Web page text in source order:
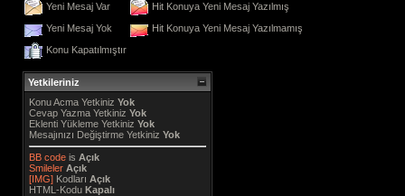
Yeni Mesaj Var
Hit Konuya Yeni Mesaj Yazılmış
Yeni Mesaj Yok
Hit Konuya Yeni Mesaj Yazılmamış
Konu Kapatılmıştır
Yetkileriniz
Konu Acma Yetkiniz Yok
Cevap Yazma Yetkiniz Yok
Eklenti Yükleme Yetkiniz Yok
Mesajınızı Değiştirme Yetkiniz Yok
BB code is Açık
Smileler Açık
[IMG] Kodları Açık
HTML-Kodu Kapalı